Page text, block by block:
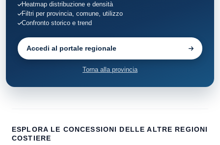
Heatmap distribuzione e densità
Filtri per provincia, comune, utilizzo
Confronto storico e trend
Accedi al portale regionale
Torna alla provincia
ESPLORA LE CONCESSIONI DELLE ALTRE REGIONI
COSTIERE